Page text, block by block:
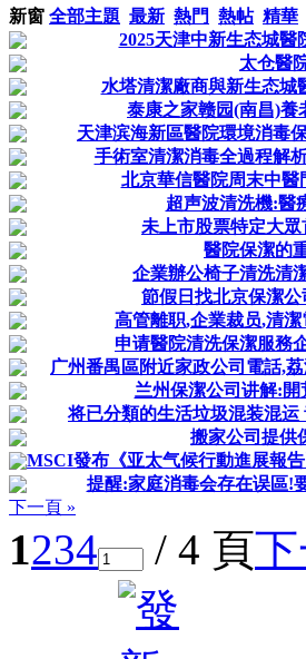
新窗 全部主題 最新 熱門 熱帖 精華
2025天津中新生态城醫
太仓醫
水塔清潔廠商與新生态城
泰康之家赣园(南昌)養
天津滨海新區醫院環境消毒
手術室清潔消毒全過程解
北京華信醫院周末中
超声波清洗機:醫
未上市股票特定大
醫院保潔的
企業辦公椅子清洗清
節假日找北京保潔
高管離职,企業裁员,清
申请醫院清洗保潔服務
广州番禺區附近家政公司電話,
兰州保潔公司讲解:
将已分類的生活垃圾混装混
搬家公司提供
MSCI發布《亚太气候行動進展報
提醒:家庭消毒会存在误區!
下一頁 »
1234 / 4 頁